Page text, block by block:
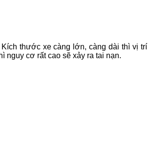
thước xe càng lớn, càng dài thì vị trí
nguy cơ rất cao sẽ xảy ra tai nạn.